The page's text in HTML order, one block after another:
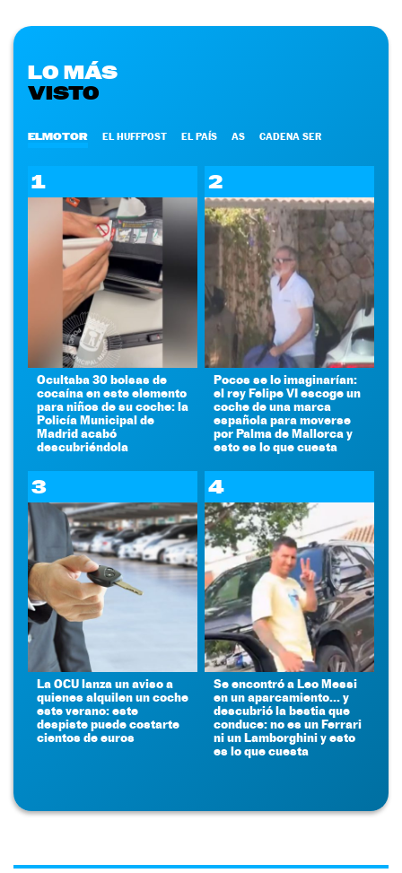
LO MÁS
VISTO
ELMOTOR EL HUFFPOST EL PAÍS AS CADENA SER
1
Ocultaba 30 bolsas de
cocaína en este elemento
para niños de su coche: la
Policía Municipal de
Madrid acabó
descubriéndola
2
Pocos se lo imaginarían:
el rey Felipe VI escoge un
coche de una marca
española para moverse
por Palma de Mallorca y
esto es lo que cuesta
3
La OCU lanza un aviso a
quienes alquilen un coche
este verano: este
despiste puede costarte
cientos de euros
4
Se encontró a Leo Messi
en un aparcamiento... y
descubrió la bestia que
conduce: no es un Ferrari
ni un Lamborghini y esto
es lo que cuesta